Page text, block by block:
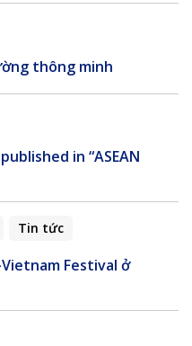
thông minh
in “ASEAN
Tin tức
Festival ở